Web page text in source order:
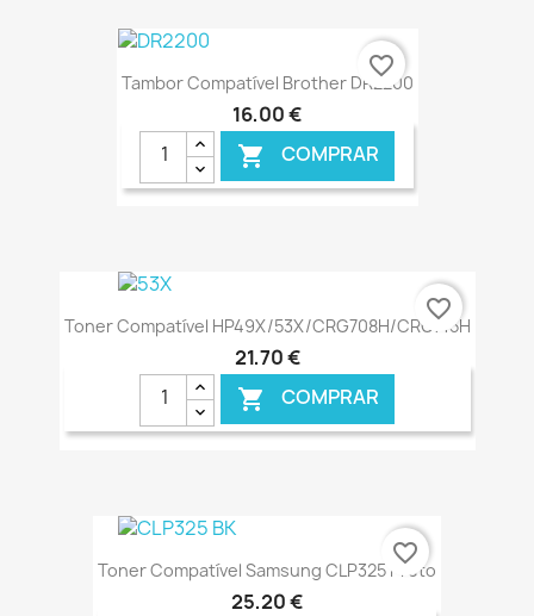
€ ONLINE
Tambor Compatível Brother DR2200
16,00 €
 COMPRAR
favorite_border
Toner Compatível HP49X/53X/CRG708H/CRG715H
21,70 €
 COMPRAR
€ ONLINE
favorite_border
Toner Compatível Samsung CLP325 Preto
25,20 €
favorite_border